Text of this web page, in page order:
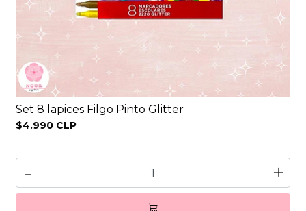
Set 8 lapices Filgo Pinto Glitter
$4.990 CLP
- +